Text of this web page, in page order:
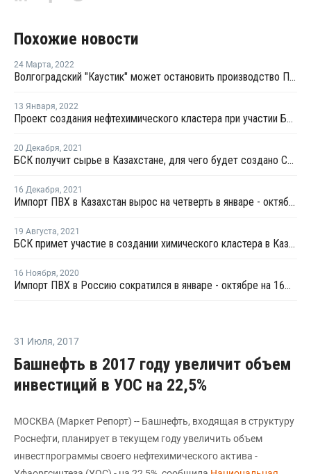
Похожие новости
24 Марта, 2022
Волгоградский "Каустик" может остановить производство ПВХ из-за нехватки добавок
13 Января, 2022
Проект создания нефтехимического кластера при участии БСК может быть приостановлен из-за беспорядков в Казахстане
20 Декабря, 2021
БСК получит сырье в Казахстане, для чего будет создано СП с казахстанским "Каустиком"
16 Декабря, 2021
Импорт ПВХ в Казахстан вырос на четверть в январе - октябре
19 Августа, 2021
БСК примет участие в создании химического кластера в Казахстане
16 Ноября, 2020
Импорт ПВХ в Россию сократился в январе - октябре на 16%, экспорт снизился на 1%
31 Июля, 2017
Башнефть в 2017 году увеличит объем
инвестиций в УОС на 22,5%
МОСКВА (Маркет Репорт) -- Башнефть, входящая в структуру
Роснефти, планирует в текущем году увеличить объем
инвестпрограммы своего нефтехимического актива -